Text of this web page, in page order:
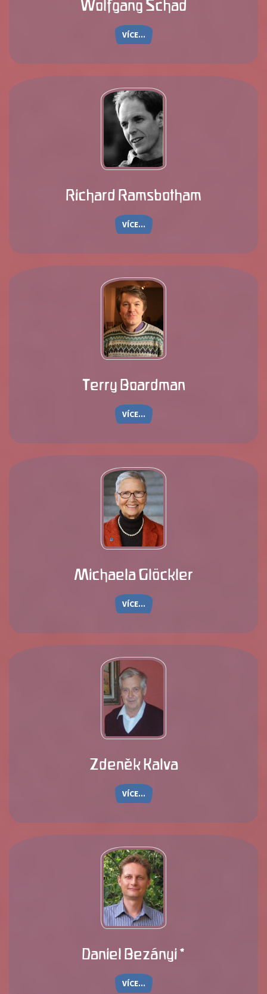
Wolfgang Schad
VÍCE...
Richard Ramsbotham
VÍCE...
Terry Boardman
VÍCE...
Michaela Glöckler
VÍCE...
Zdeněk Kalva
VÍCE...
Daniel Bezányi *
VÍCE...